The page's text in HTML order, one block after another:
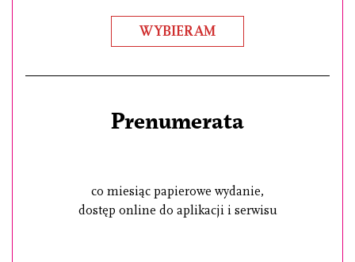
WYBIERAM
Prenumerata
co miesiąc papierowe wydanie,
dostęp online do aplikacji i serwisu